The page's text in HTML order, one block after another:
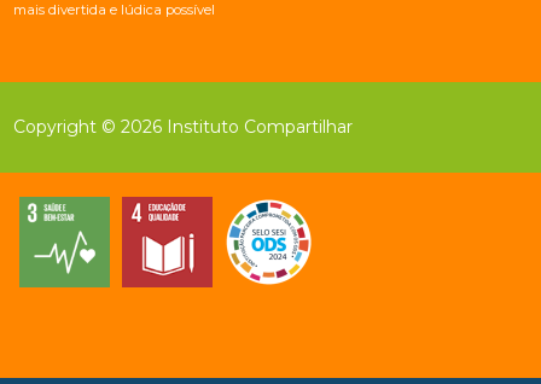
mais divertida e lúdica possível
Copyright © 2026 Instituto Compartilhar